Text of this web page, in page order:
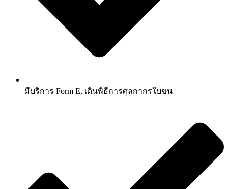
มีบริการ Form E, เดินพิธีการศุลกากร​ใบขน